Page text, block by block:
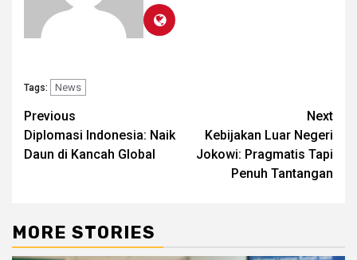
Tags: News
Post
navigation
Previous
Diplomasi Indonesia: Naik
Daun di Kancah Global
Next
Kebijakan Luar Negeri
Jokowi: Pragmatis Tapi
Penuh Tantangan
MORE STORIES